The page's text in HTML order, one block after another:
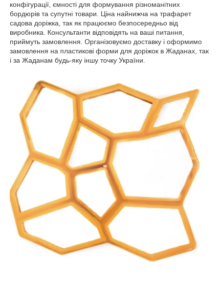
конфігурації, ємності для формування різноманітних
бордюрів та супутні товари. Ціна найнижча на трафарет
садова доріжка, так як працюємо безпосередньо від
виробника. Консультанти відповідять на ваші питання,
приймуть замовлення. Організовуємо доставку і оформимо
замовлення на пластикові форми для доріжок в Жаданах, так
і за Жаданам будь-яку іншу точку України.